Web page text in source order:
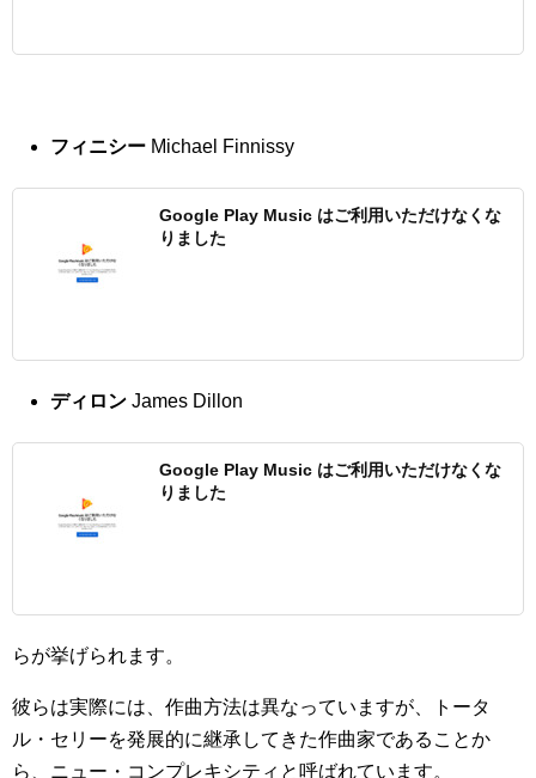
フィニシー Michael Finnissy
Google Play Music はご利用いただけなくな
りました
ディロン James Dillon
Google Play Music はご利用いただけなくな
りました
らが挙げられます。
彼らは実際には、作曲方法は異なっていますが、トータ
ル・セリーを発展的に継承してきた作曲家であることか
ら、ニュー・コンプレキシティと呼ばれています。